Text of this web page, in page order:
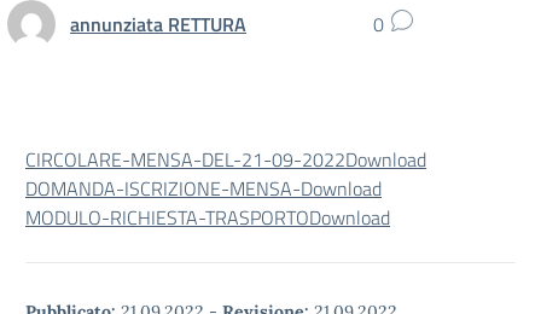
annunziata RETTURA 0
CIRCOLARE-MENSA-DEL-21-09-2022Download
DOMANDA-ISCRIZIONE-MENSA-Download
MODULO-RICHIESTA-TRASPORTODownload